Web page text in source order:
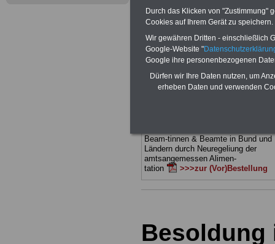
sorgungsrecht (Bund/Länder) sowie
Beihilferecht in Bund und Ländern.
drei Ratgeber sind übersichtlich
und erläutern auch komplizierte
Sachverhalte ver-ständlich (auch für
Mitarbeiterinnen und Mitarbeiter
öffentlichen Dienstes im Freistaat
Bayern
geeignet).
BEHÖRDEN-ABO
hier bestellen
Beam-tinnen & Beamte in Bund und
Ländern durch Neuregeliung der
amtsangemessen Alimen-
tation
>>>zur (Vor)Bestellung
Besoldung
Durch das Klicken von "Zustimmung"
Cookies auf Ihrem Gerät zu speichern.
Wir gewähren Dritten - einschließlich
Google-Website "
Google ihre personenbezogenen
Dürfen wir Ihre Daten nutzen, um
erheben Daten und verwenden